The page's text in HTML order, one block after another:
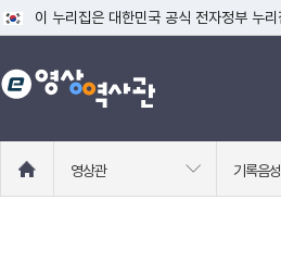
이 누리집은 대한민국 공식 전자정부 누리
공식 누리집 주소 확인하기
go.kr 주소를 사용하는 누리집은 대한민
로
영상관 기록음성